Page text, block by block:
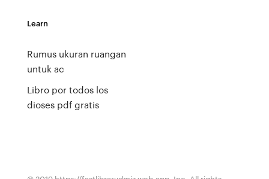
Learn
Rumus ukuran ruangan
untuk ac
Libro por todos los
dioses pdf gratis